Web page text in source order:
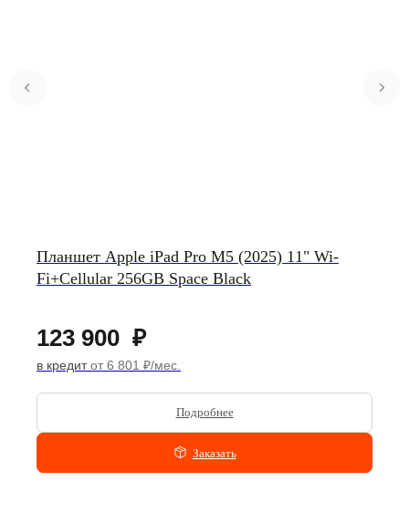
Планшет Apple iPad Pro M5 (2025) 11" Wi-
Fi+Cellular 256GB Space Black
123 900 ₽
в кредитот 6 801 ₽/мес.
Подробнее
Заказать